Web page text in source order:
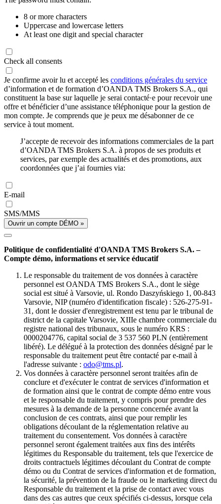
8 or more characters
Uppercase and lowercase letters
At least one digit and special character
Check all consents
Je confirme avoir lu et accepté les conditions générales du service
d’information et de formation d’OANDA TMS Brokers S.A., qui
constituent la base sur laquelle je serai contacté·e pour recevoir une
offre et bénéficier d’une assistance téléphonique pour la gestion de
mon compte. Je comprends que je peux me désabonner de ce
service à tout moment.
J’accepte de recevoir des informations commerciales de la part
d’OANDA TMS Brokers S.A. à propos de ses produits et
services, par exemple des actualités et des promotions, aux
coordonnées que j’ai fournies via:
E-mail
SMS/MMS
Ouvrir un compte DÉMO »
Politique de confidentialité d'OANDA TMS Brokers S.A. –
Compte démo, informations et service éducatif
Le responsable du traitement de vos données à caractère
personnel est OANDA TMS Brokers S.A., dont le siège
social est situé à Varsovie, ul. Rondo Daszyńskiego 1, 00-843
Varsovie, NIP (numéro d'identification fiscale) : 526-275-91-
31, dont le dossier d'enregistrement est tenu par le tribunal de
district de la capitale Varsovie, XIIIe chambre commerciale du
registre national des tribunaux, sous le numéro KRS :
0000204776, capital social de 3 537 560 PLN (entièrement
libéré). Le délégué à la protection des données désigné par le
responsable du traitement peut être contacté par e-mail à
l'adresse suivante : odo@tms.pl.
Vos données à caractère personnel seront traitées afin de
conclure et d'exécuter le contrat de services d'information et
de formation ainsi que le contrat de compte démo entre vous
et le responsable du traitement, y compris pour prendre des
mesures à la demande de la personne concernée avant la
conclusion de ces contrats, ainsi que pour remplir les
obligations découlant de la réglementation relative au
traitement du consentement. Vos données à caractère
personnel seront également traitées aux fins des intérêts
légitimes du Responsable du traitement, tels que l'exercice de
droits contractuels légitimes découlant du Contrat de compte
démo ou du Contrat de services d'information et de formation,
la sécurité, la prévention de la fraude ou le marketing direct du
Responsable du traitement et la prise de contact avec vous
dans des cas autres que ceux spécifiés ci-dessus, lorsque cela